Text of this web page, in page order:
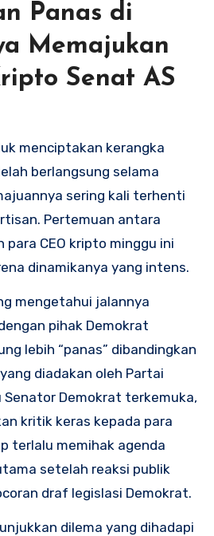
Panas di
Memajukan
Senat AS
menciptakan kerangka
berlangsung selama
sering kali terhenti
Pertemuan antara
para CEO kripto minggu ini
dinamikanya yang intens.
mengetahui jalannya
pihak Demokrat
lebih “panas” dibandingkan
diadakan oleh Partai
Senator Demokrat terkemuka,
kritik keras kepada para
terlalu memihak agenda
setelah reaksi publik
draf legislasi Demokrat.
dilema yang dihadapi